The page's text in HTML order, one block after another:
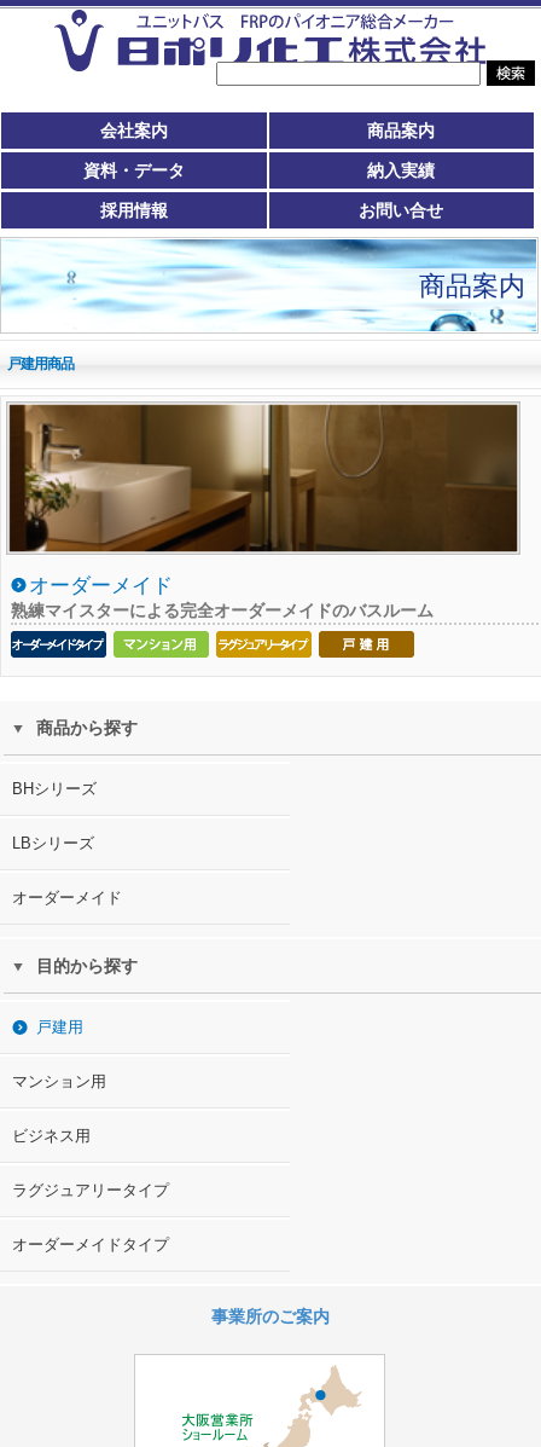
会社案内 商品案内
資料・データ 納入実績
採用情報 お問い合せ
商品案内
戸建用商品
オーダーメイド
熟練マイスターによる完全オーダーメイドのバスルーム
商品から探す
BHシリーズ
LBシリーズ
オーダーメイド
目的から探す
戸建用
マンション用
ビジネス用
ラグジュアリータイプ
オーダーメイドタイプ
事業所のご案内